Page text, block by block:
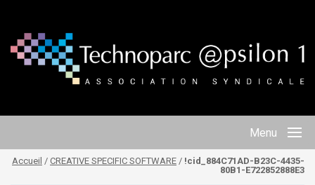
Menu
ACCUEIL
Accueil / CREATIVE SPECIFIC SOFTWARE / !cid_884C71AD-B23C-4435-
80B1-E722852888E3